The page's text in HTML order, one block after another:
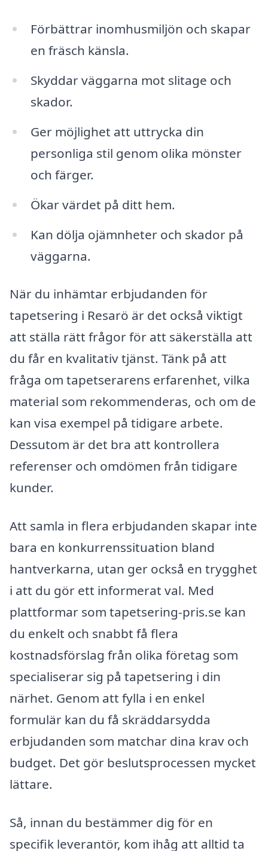
Förbättrar inomhusmiljön och skapar
en fräsch känsla.
Skyddar väggarna mot slitage och
skador.
Ger möjlighet att uttrycka din
personliga stil genom olika mönster
och färger.
Ökar värdet på ditt hem.
Kan dölja ojämnheter och skador på
väggarna.
När du inhämtar erbjudanden för
tapetsering i Resarö är det också viktigt
att ställa rätt frågor för att säkerställa att
du får en kvalitativ tjänst. Tänk på att
fråga om tapetserarens erfarenhet, vilka
material som rekommenderas, och om de
kan visa exempel på tidigare arbete.
Dessutom är det bra att kontrollera
referenser och omdömen från tidigare
kunder.
Att samla in flera erbjudanden skapar inte
bara en konkurrenssituation bland
hantverkarna, utan ger också en trygghet
i att du gör ett informerat val. Med
plattformar som tapetsering-pris.se kan
du enkelt och snabbt få flera
kostnadsförslag från olika företag som
specialiserar sig på tapetsering i din
närhet. Genom att fylla i en enkel
formulär kan du få skräddarsydda
erbjudanden som matchar dina krav och
budget. Det gör beslutsprocessen mycket
lättare.
Så, innan du bestämmer dig för en
specifik leverantör, kom ihåg att alltid ta